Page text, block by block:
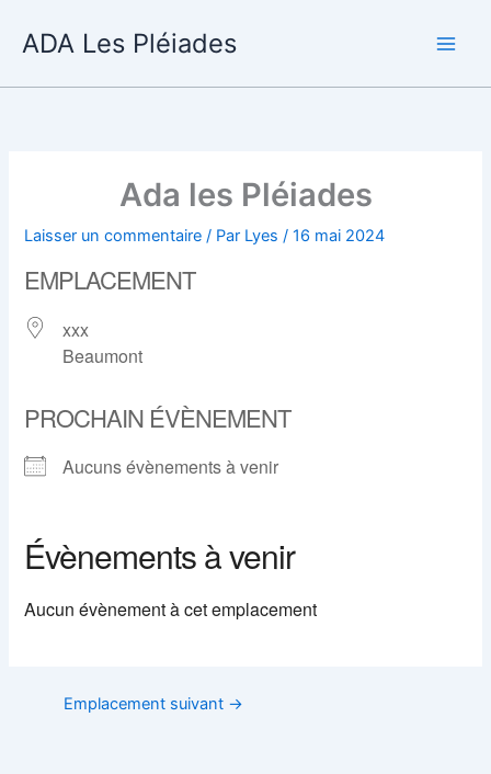
ADA Les Pléiades
Ada les Pléiades
Laisser un commentaire / Par Lyes/16 mai 2024
EMPLACEMENT
xxx
Beaumont
PROCHAIN ÉVÈNEMENT
Aucuns évènements à venir
Évènements à venir
Aucun évènement à cet emplacement
Emplacement suivant →